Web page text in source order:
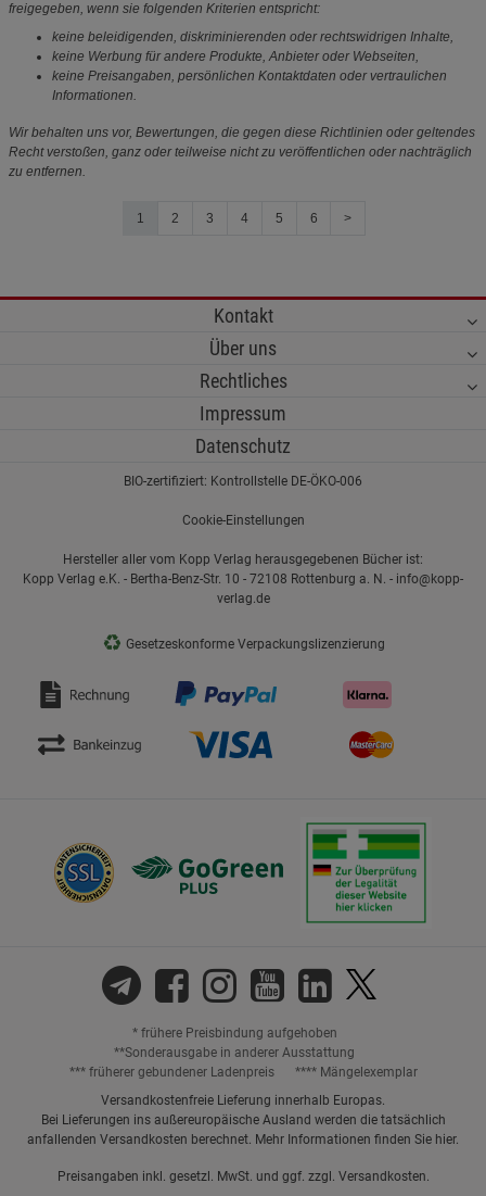
freigegeben, wenn sie folgenden Kriterien entspricht:
keine beleidigenden, diskriminierenden oder rechtswidrigen Inhalte,
keine Werbung für andere Produkte, Anbieter oder Webseiten,
keine Preisangaben, persönlichen Kontaktdaten oder vertraulichen
Informationen.
Wir behalten uns vor, Bewertungen, die gegen diese Richtlinien oder geltendes
Recht verstoßen, ganz oder teilweise nicht zu veröffentlichen oder nachträglich
zu entfernen.
1 2 3 4 5 6 >
Kontakt
Über uns
Rechtliches
Impressum
Datenschutz
BIO-zertifiziert: Kontrollstelle DE-ÖKO-006
Cookie-Einstellungen
Hersteller aller vom Kopp Verlag herausgegebenen Bücher ist:
Kopp Verlag e.K. - Bertha-Benz-Str. 10 - 72108 Rottenburg a. N. - info@kopp-
verlag.de
♻ Gesetzeskonforme Verpackungslizenzierung
* frühere Preisbindung aufgehoben
**Sonderausgabe in anderer Ausstattung
*** früherer gebundener Ladenpreis
**** Mängelexemplar
Versandkostenfreie Lieferung innerhalb Europas.
Bei Lieferungen ins außereuropäische Ausland werden die tatsächlich
anfallenden Versandkosten berechnet. Mehr Informationen finden Sie hier.
Preisangaben inkl. gesetzl. MwSt. und ggf. zzgl. Versandkosten.